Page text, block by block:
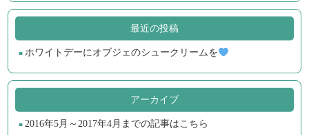
最近の投稿
ホワイトデーにオブジェのシュークリームを
アーカイブ
2016年5月～2017年4月までの記事はこちら